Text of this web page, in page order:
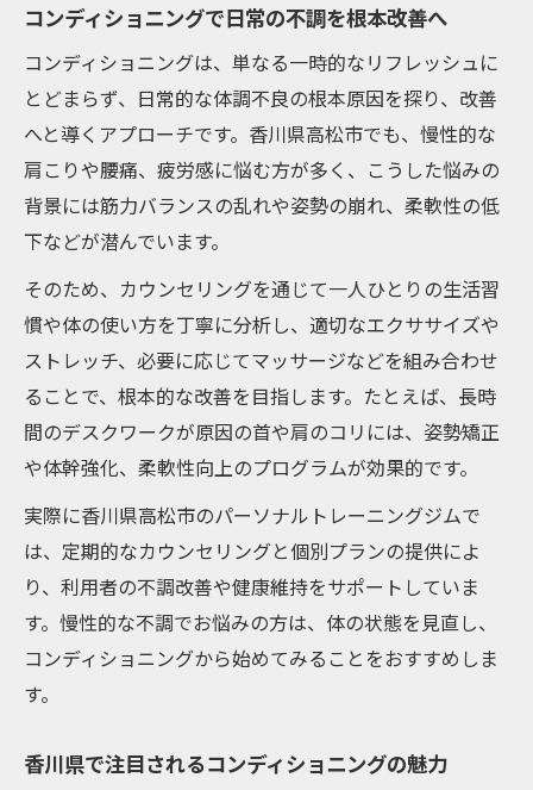
体調管理に役立つコンディショニング活用
法
高松市で人気のマッサージと体幹ケア情報
フィットネスとコンディショニングの融合
効果
パーソナルトレーニングで得られる変化と
高松市のジム選びで重視すべきポイント
日々の疲れをケアするコンディショニング実践
法
自宅でできる簡単コンディショニング習慣
マッサージと組み合わせた疲労回復のコツ
高松市で人気の体幹トレーニング法を紹介
継続しやすい体調管理プランの立て方
ジムや専門施設で受けるサポートの特徴
マッサージと体幹トレーニングの相乗効果を探
る
体幹トレーニングとの相乗効果を実感する
コンディショニングで日常の不調を根本改善へ
コンディショニングは、単なる一時的なリフレッシュに
とどまらず、日常的な体調不良の根本原因を探り、改善
へと導くアプローチです。香川県高松市でも、慢性的な
肩こりや腰痛、疲労感に悩む方が多く、こうした悩みの
背景には筋力バランスの乱れや姿勢の崩れ、柔軟性の低
下などが潜んでいます。
そのため、カウンセリングを通じて一人ひとりの生活習
慣や体の使い方を丁寧に分析し、適切なエクササイズや
ストレッチ、必要に応じてマッサージなどを組み合わせ
ることで、根本的な改善を目指します。たとえば、長時
間のデスクワークが原因の首や肩のコリには、姿勢矯正
や体幹強化、柔軟性向上のプログラムが効果的です。
実際に香川県高松市のパーソナルトレーニングジムで
は、定期的なカウンセリングと個別プランの提供によ
り、利用者の不調改善や健康維持をサポートしていま
す。慢性的な不調でお悩みの方は、体の状態を見直し、
コンディショニングから始めてみることをおすすめしま
す。
香川県で注目されるコンディショニングの魅力